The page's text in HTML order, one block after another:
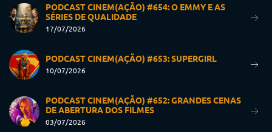
PODCAST CINEM(AÇÃO) #654: O EMMY E AS
SÉRIES DE QUALIDADE
17/07/2026
PODCAST CINEM(AÇÃO) #653: SUPERGIRL
10/07/2026
PODCAST CINEM(AÇÃO) #652: GRANDES CENAS
DE ABERTURA DOS FILMES
03/07/2026